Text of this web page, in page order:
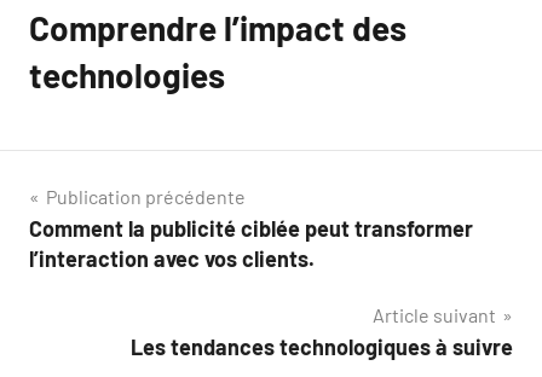
Comprendre l’impact des
technologies
Navigation
de
Publication précédente
Comment la publicité ciblée peut transformer
l’interaction avec vos clients.
Article suivant
Les tendances technologiques à suivre